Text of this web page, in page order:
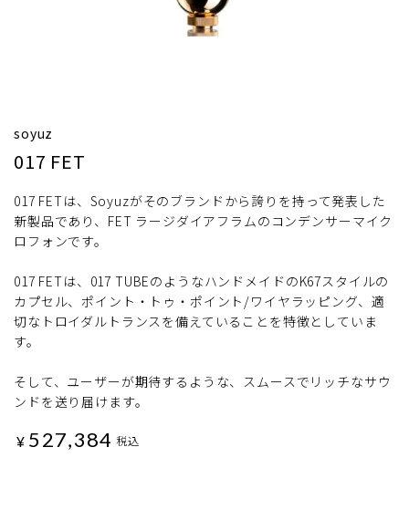
soyuz
017 FET
017 FETは、Soyuzがそのブランドから誇りを持って発表した
新製品であり、FET ラージダイアフラムのコンデンサーマイク
ロフォンです。
017 FETは、017 TUBEのようなハンドメイドのK67スタイルの
カプセル、ポイント・トゥ・ポイント/ワイヤラッピング、適
切なトロイダルトランスを備えていることを特徴としていま
す。
そして、ユーザーが期待するような、スムースでリッチなサウ
ンドを送り届けます。
¥ 527,384 税込